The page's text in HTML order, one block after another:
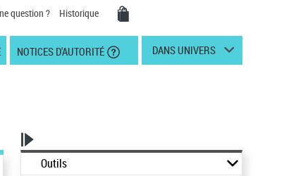
question ? Historique
NOTICES D'AUTORITÉ DANS UNIVERS
Outils